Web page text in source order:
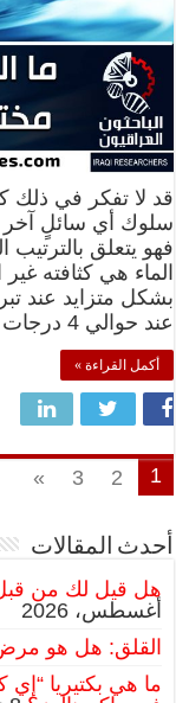
قد لا تفكر في ذلك
سلوك أي سائلٍ آخر .
فهو يتعلق
الماء هي كثافته
بشكل متزايد عند
عند حوالي 4 درجات …
أكمل القراءة »
1
2
3
»
أحدث المقالات
هل قيل لك من
أغسطس، 2026
القلق: هل هو
ما هي بكتيريا